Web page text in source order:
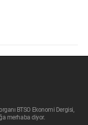
BTSO Ekonomi Dergisi,
merhaba diyor.